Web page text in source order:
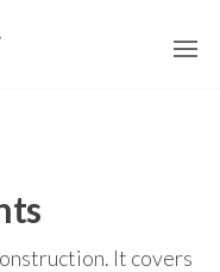
It covers